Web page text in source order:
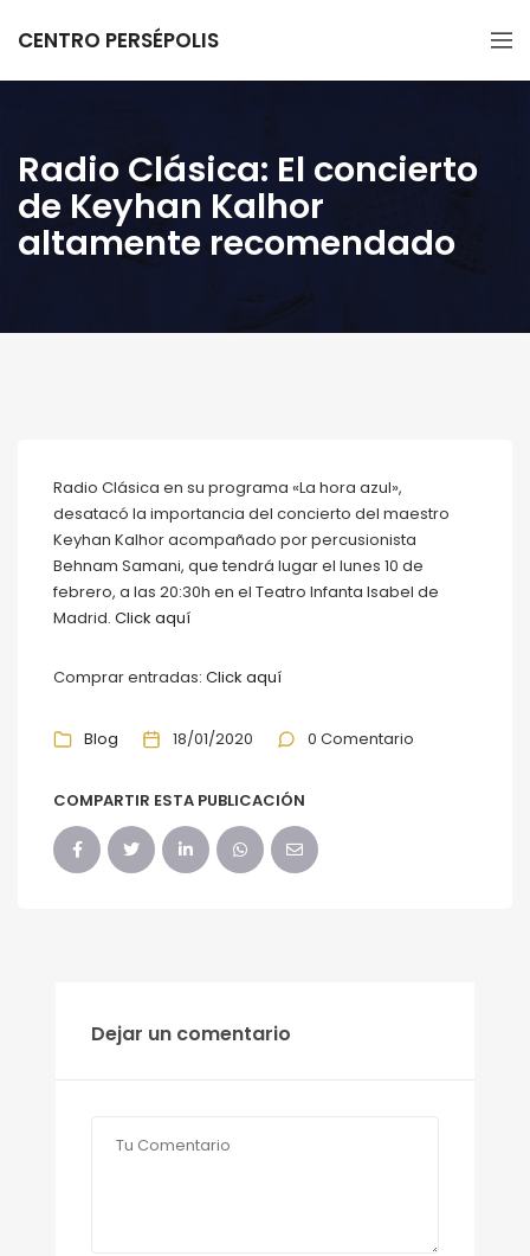
CENTRO PERSÉPOLIS
Radio Clásica: El concierto
de Keyhan Kalhor
altamente recomendado
Radio Clásica en su programa «La hora azul»,
desatacó la importancia del concierto del maestro
Keyhan Kalhor acompañado por percusionista
Behnam Samani, que tendrá lugar el lunes 10 de
febrero, a las 20:30h en el Teatro Infanta Isabel de
Madrid. Click aquí
Comprar entradas: Click aquí
Blog 18/01/2020 0 Comentario
COMPARTIR ESTA PUBLICACIÓN
Dejar un comentario